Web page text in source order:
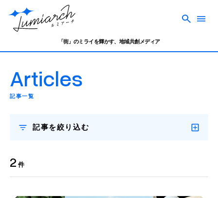
「街」のミライを輝かす、地域共創メディア
Articles
記事一覧
記事を絞り込む
2 件